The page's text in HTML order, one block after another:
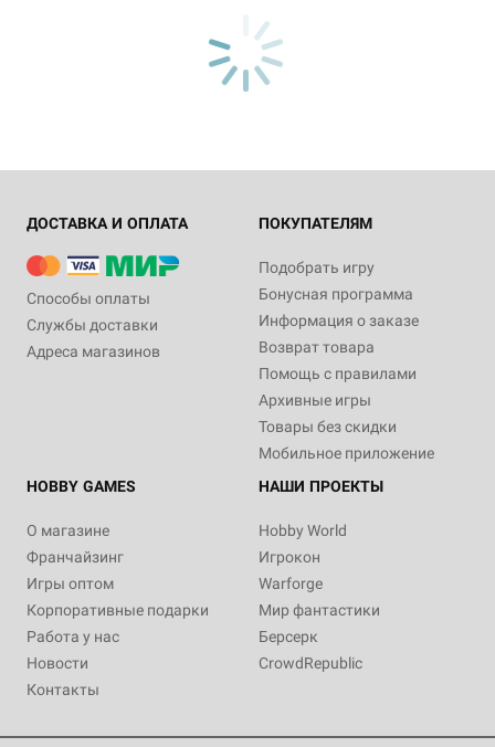
ДОСТАВКА И ОПЛАТА
Способы оплаты
Службы доставки
Адреса магазинов
ПОКУПАТЕЛЯМ
Подобрать игру
Бонусная программа
Информация о заказе
Возврат товара
Помощь с правилами
Архивные игры
Товары без скидки
Мобильное приложение
HOBBY GAMES
О магазине
Франчайзинг
Игры оптом
Корпоративные подарки
Работа у нас
Новости
Контакты
НАШИ ПРОЕКТЫ
Hobby World
Игрокон
Warforge
Мир фантастики
Берсерк
CrowdRepublic